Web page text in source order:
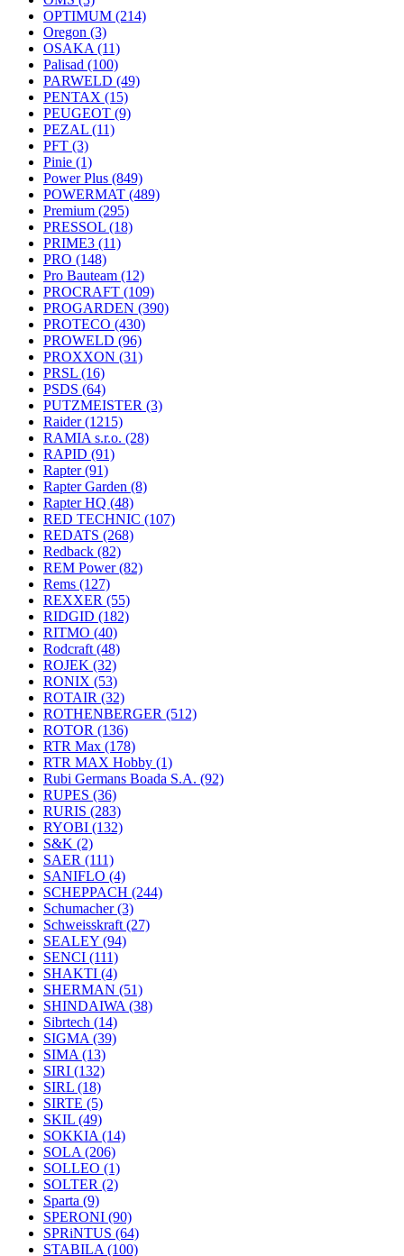
OPTIMUM (214)
Oregon (3)
OSAKA (11)
Palisad (100)
PARWELD (49)
PENTAX (15)
PEUGEOT (9)
PEZAL (11)
PFT (3)
Pinie (1)
Power Plus (849)
POWERMAT (489)
Premium (295)
PRESSOL (18)
PRIME3 (11)
PRO (148)
Pro Bauteam (12)
PROCRAFT (109)
PROGARDEN (390)
PROTECO (430)
PROWELD (96)
PROXXON (31)
PRSL (16)
PSDS (64)
PUTZMEISTER (3)
Raider(1215)
RAMIA s.r.o. (28)
RAPID (91)
Rapter(91)
Rapter Garden (8)
Rapter HQ (48)
RED TECHNIC (107)
REDATS (268)
Redback (82)
REM Power(82)
Rems (127)
REXXER (55)
RIDGID (182)
RITMO (40)
Rodcraft (48)
ROJEK (32)
RONIX (53)
ROTAIR (32)
ROTHENBERGER (512)
ROTOR (136)
RTR Max (178)
RTR MAX Hobby (1)
Rubi Germans Boada S.A. (92)
RUPES (36)
RURIS (283)
RYOBI (132)
S&K (2)
SAER (111)
SANIFLO (4)
SCHEPPACH (244)
Schumacher(3)
Schweisskraft (27)
SEALEY (94)
SENCI (111)
SHAKTI (4)
SHERMAN (51)
SHINDAIWA (38)
Sibrtech (14)
SIGMA (39)
SIMA (13)
SIRI (132)
SIRL (18)
SIRTE (5)
SKIL (49)
SOKKIA (14)
SOLA (206)
SOLLEO (1)
SOLTER (2)
Sparta (9)
SPERONI (90)
SPRiNTUS (64)
STABILA (100)